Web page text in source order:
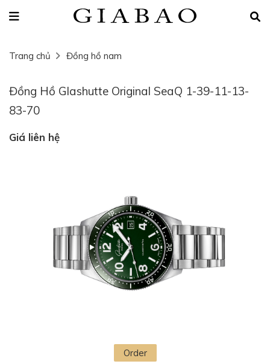
Trang chủ Đồng hồ nam
Đồng Hồ Glashutte Original SeaQ 1-39-11-13-
83-70
Giá liên hệ
Order